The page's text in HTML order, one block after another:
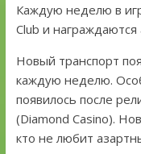
Каждую неделю в
Club и
Новый транспорт
каждую неделю.
появилось после
(Diamond Casino).
кто не любит